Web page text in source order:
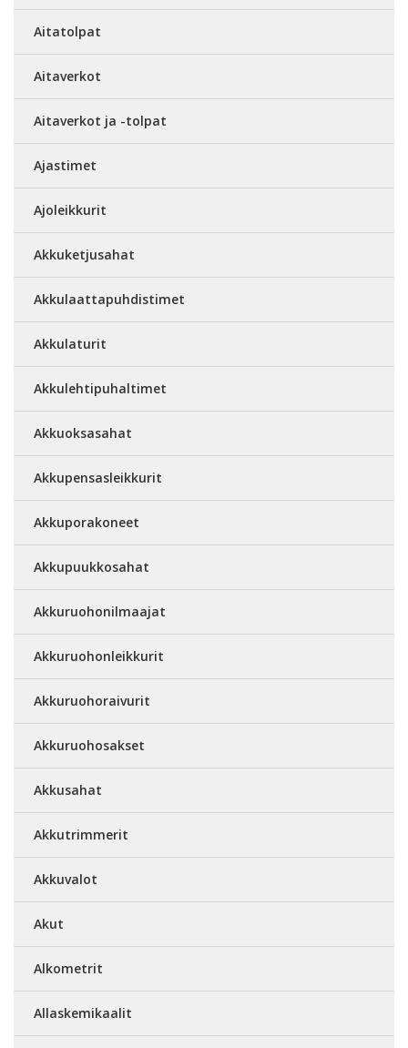
Aitatolpat
Aitaverkot
Aitaverkot ja -tolpat
Ajastimet
Ajoleikkurit
Akkuketjusahat
Akkulaattapuhdistimet
Akkulaturit
Akkulehtipuhaltimet
Akkuoksasahat
Akkupensasleikkurit
Akkuporakoneet
Akkupuukkosahat
Akkuruohonilmaajat
Akkuruohonleikkurit
Akkuruohoraivurit
Akkuruohosakset
Akkusahat
Akkutrimmerit
Akkuvalot
Akut
Alkometrit
Allaskemikaalit